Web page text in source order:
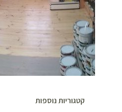
קטגוריות נוספות